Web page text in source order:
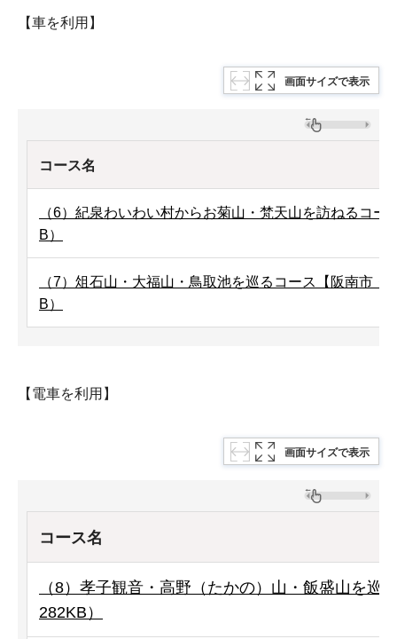
【車を利用】
画面サイズで表示
コース名
（6）紀泉わいわい村からお菊山・梵天山を訪ねるコ
B）
（7）俎石山・大福山・鳥取池を巡るコース【阪南市
B）
【電車を利用】
画面サイズで表示
コース名
（8）孝子観音・高野（たかの）山・飯盛山を巡
282KB）